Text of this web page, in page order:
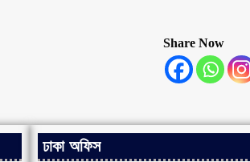
Share Now
ঢাকা অফিস